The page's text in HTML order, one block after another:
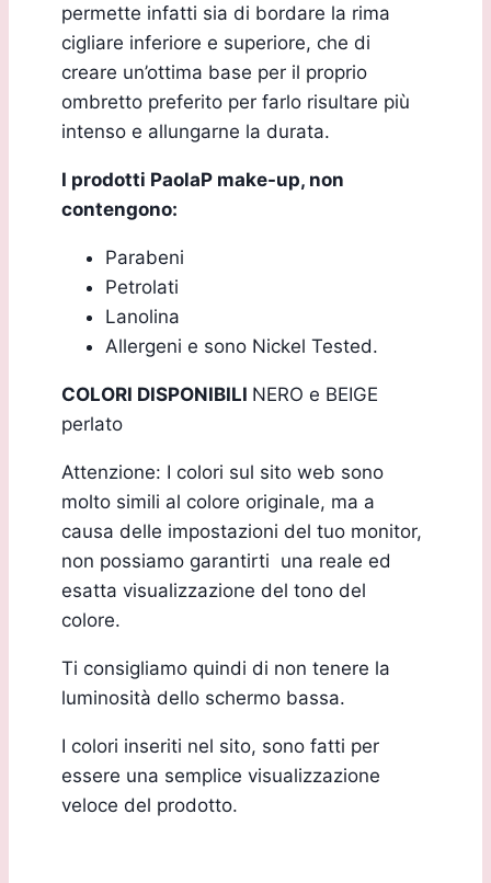
permette infatti sia di bordare la rima
cigliare inferiore e superiore, che di
creare un’ottima base per il proprio
ombretto preferito per farlo risultare più
intenso e allungarne la durata.
I prodotti PaolaP make-up, non
contengono:
Parabeni
Petrolati
Lanolina
Allergeni e sono Nickel Tested.
COLORI DISPONIBILI NERO e BEIGE
perlato
Attenzione: I colori sul sito web sono
molto simili al colore originale, ma a
causa delle impostazioni del tuo monitor,
non possiamo garantirti una reale ed
esatta visualizzazione del tono del
colore.
Ti consigliamo quindi di non tenere la
luminosità dello schermo bassa.
I colori inseriti nel sito, sono fatti per
essere una semplice visualizzazione
veloce del prodotto.